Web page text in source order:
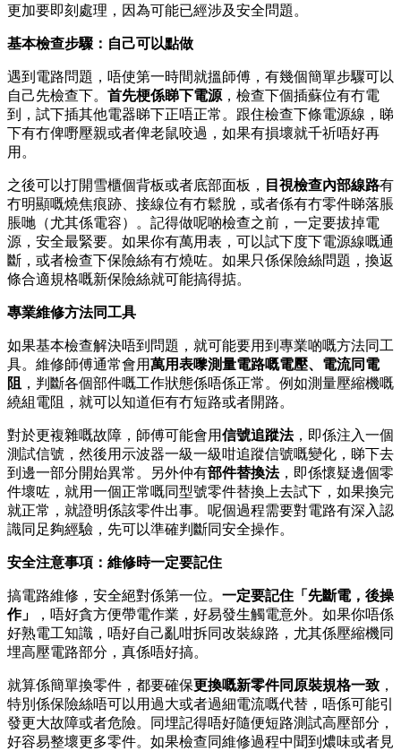
更加要即刻處理，因為可能已經涉及安全問題。
基本檢查步驟：自己可以點做
遇到電路問題，唔使第一時間就搵師傅，有幾個簡單步驟可以
自己先檢查下。 首先梗係睇下電源 ，檢查下個插蘇位有冇電
到，試下插其他電器睇下正唔正常。跟住檢查下條電源線，睇
下有冇俾嘢壓親或者俾老鼠咬過，如果有損壞就千祈唔好再
用。
之後可以打開雪櫃個背板或者底部面板， 目視檢查內部線路有
冇明顯嘅燒焦痕跡、接線位有冇鬆脫，或者係有冇零件睇落脹
脹哋（尤其係電容）。記得做呢啲檢查之前，一定要拔掉電
源，安全最緊要。如果你有萬用表，可以試下度下電源線嘅通
斷，或者檢查下保險絲有冇燒咗。如果只係保險絲問題，換返
條合適規格嘅新保險絲就可能搞得掂。
專業維修方法同工具
如果基本檢查解決唔到問題，就可能要用到專業啲嘅方法同工
具。維修師傅通常會用萬用表嚟測量電路嘅電壓、電流同電
阻 ，判斷各個部件嘅工作狀態係唔係正常。例如測量壓縮機嘅
繞組電阻，就可以知道佢有冇短路或者開路。
對於更複雜嘅故障，師傅可能會用信號追蹤法，即係注入一個
測試信號，然後用示波器一級一級咁追蹤信號嘅變化，睇下去
到邊一部分開始異常。另外仲有部件替換法，即係懷疑邊個零
件壞咗，就用一個正常嘅同型號零件替換上去試下，如果換完
就正常，就證明係該零件出事。呢個過程需要對電路有深入認
識同足夠經驗，先可以準確判斷同安全操作。
安全注意事項：維修時一定要記住
搞電路維修，安全絕對係第一位。 一定要記住「先斷電，後操
作」
，唔好貪方便帶電作業，好易發生觸電意外。如果你唔係
好熟電工知識，唔好自己亂咁拆同改裝線路，尤其係壓縮機同
埋高壓電路部分，真係唔好搞。
就算係簡單換零件，都要確保更換嘅新零件同原裝規格一致 ，
特別係保險絲唔可以用過大或者過細電流嘅代替，唔係可能引
發更大故障或者危險。同埋記得唔好隨便短路測試高壓部分，
好容易整壞更多零件。如果檢查同維修過程中聞到燶味或者見